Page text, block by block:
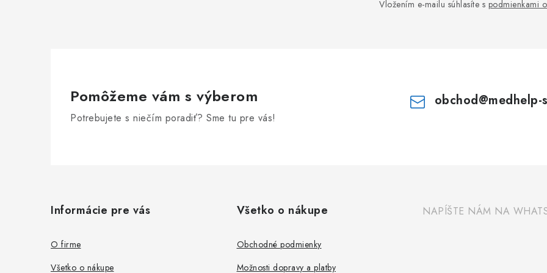
Vložením e-mailu súhlasíte s podmienkami
Pomôžeme vám s výberom
Potrebujete s niečím poradiť? Sme tu pre vás!
obchod@medhelp-
Informácie pre vás
O firme
Všetko o nákupe
Všetko o nákupe
Obchodné podmienky
Možnosti dopravy a platby
NAPÍŠTE NÁM NA